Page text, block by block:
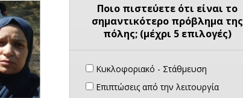
Ποιο πιστεύετε ότι είναι το
σημαντικότερο πρόβλημα της
πόλης; (μέχρι 5 επιλογές)
Κυκλοφοριακό - Στάθμευση
Επιπτώσεις από την λειτουργία